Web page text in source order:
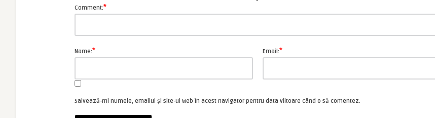
Comment:*
Name:* Email:*
Salvează-mi numele, emailul și site-ul web în acest navigator pentru data viitoare când o să comentez.